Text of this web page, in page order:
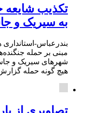
تکذیب شایعه
به سیریک و
بندرعباس-
مبنی بر حمله
شهرهای سیریک و
هیچ گونه حمله